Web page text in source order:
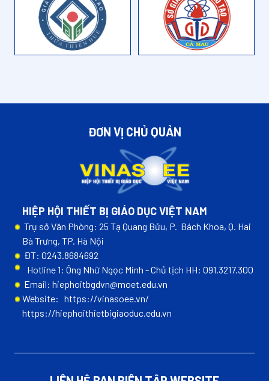
ĐƠN VỊ CHỦ QUẢN
HIỆP HỘI THIẾT BỊ GIÁO DỤC VIỆT NAM
Trụ sở Văn Phòng: 25 Tạ Quang Bửu, P. Bách Khoa, Q. Hai
Bà Trưng, TP. Hà Nội
ĐT: 0243.8684692
Hotline 1: Ông Nhữ Ngọc Minh - Chủ tịch HH: 091.3217.300
Email: hiephoitbgdvn@moet.edu.vn
Website: https://vinasoee.vn/
https://hiephoithietbigiaoduc.edu.vn